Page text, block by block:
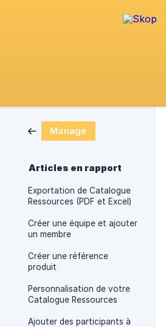
Manage
Articles en rapport
Exportation de Catalogue
Ressources (PDF et Excel)
Créer une équipe et ajouter
un membre
Créer une référence
produit
Personnalisation de votre
Catalogue Ressources
Ajouter des participants à